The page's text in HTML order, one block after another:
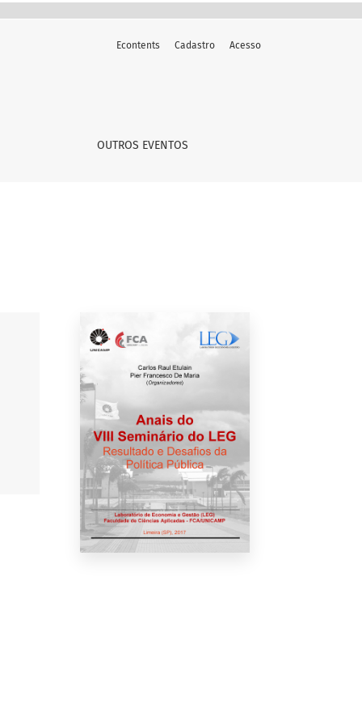
OUTROS EVENTOS
Econtents Cadastro Acesso